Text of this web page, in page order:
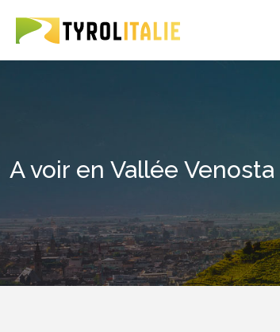
A voir en Vallée